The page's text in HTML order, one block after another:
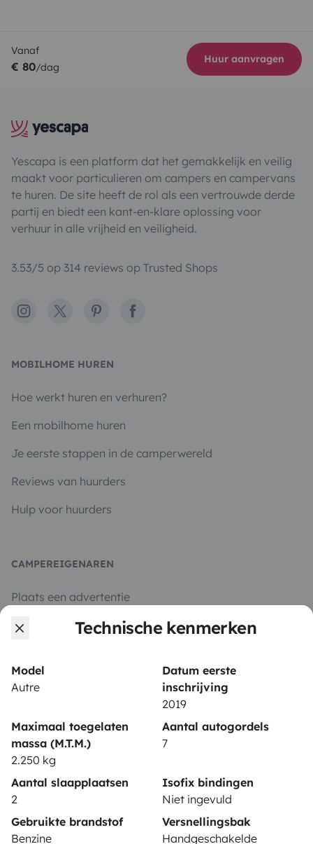
Technische kenmerken
Model
Autre
Datum eerste
inschrijving
2019
Maximaal toegelaten
massa (M.T.M.)
2.250 kg
Aantal autogordels
7
Aantal slaapplaatsen
2
Isofix bindingen
Niet ingevuld
Gebruikte brandstof
Benzine
Versnellingsbak
Handgeschakelde
Vanaf
€ 80/dag
Huur aanvragen
Yescapa is een platform dat het gemakkelijk en veilig
maakt voor particulieren om campers en campervans
te huren. De site heeft de rol als een vertrouwde derde
partij en biedt een kant-en-klare oplossing voor
verhuur in alle vrijheid en veiligheid.
3.53/5 op 314 reviews op Trusted Shops
Instagram
X PinterestFacebook
MOBILHOME HUREN
Hoe werkt huren en verhuren?
Een mobilhome huren
Je eerste stappen in de camperwereld
Reviews van huurders
Hulp voor huurders
CAMPEREIGENAREN
Plaats een advertentie
Huurcontract
Pechhulp
Beveiligde betaalmethoden
Betaling in meerdere termijnen